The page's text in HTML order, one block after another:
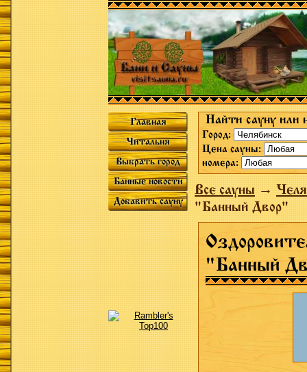
Главная
Читальня
Выбрать город
Банные новости
Добавить сауну
Найти сауну или
Город:
Цена сауны:
номера:
Все сауны→
"Банный Двор"
"Банный